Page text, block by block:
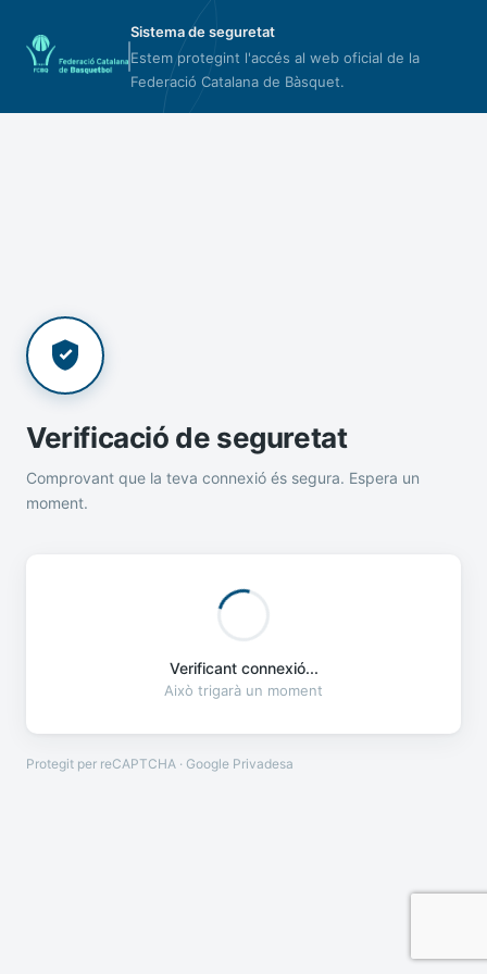
Sistema de seguretat
Estem protegint l'accés al web oficial de la
Federació Catalana de Bàsquet.
Verificació de seguretat
Comprovant que la teva connexió és segura. Espera un
moment.
Verificant connexió...
Això trigarà un moment
Protegit per reCAPTCHA · Google Privadesa